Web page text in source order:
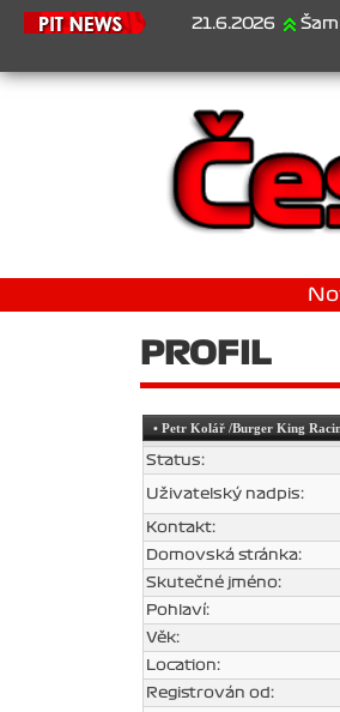
21.6.2026
PROFIL
• Petr Kolář /Burger King
Status:
Uživatelský nadpis:
Kontakt:
Domovská stránka:
Skutečné jméno:
Pohlaví:
Věk:
Location:
Registrován od: